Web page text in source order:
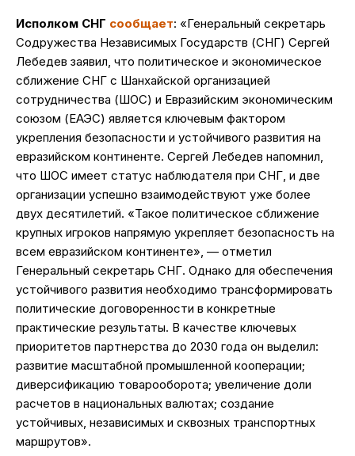
Исполком СНГ сообщает: «Генеральный секретарь
Содружества Независимых Государств (СНГ) Сергей
Лебедев заявил, что политическое и экономическое
сближение СНГ с Шанхайской организацией
сотрудничества (ШОС) и Евразийским экономическим
союзом (ЕАЭС) является ключевым фактором
укрепления безопасности и устойчивого развития на
евразийском континенте. Сергей Лебедев напомнил,
что ШОС имеет статус наблюдателя при СНГ, и две
организации успешно взаимодействуют уже более
двух десятилетий. «Такое политическое сближение
крупных игроков напрямую укрепляет безопасность на
всем евразийском континенте», — отметил
Генеральный секретарь СНГ. Однако для обеспечения
устойчивого развития необходимо трансформировать
политические договоренности в конкретные
практические результаты. В качестве ключевых
приоритетов партнерства до 2030 года он выделил:
развитие масштабной промышленной кооперации;
диверсификацию товарооборота; увеличение доли
расчетов в национальных валютах; создание
устойчивых, независимых и сквозных транспортных
маршрутов».